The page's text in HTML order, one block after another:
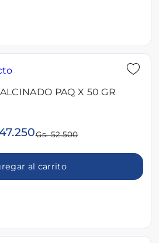
PAQ X 50 GR
Gs. 52.500
al carrito